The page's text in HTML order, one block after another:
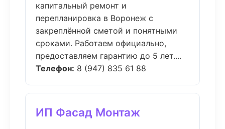
капитальный ремонт и
перепланировка в Воронеж с
закреплённой сметой и понятными
сроками. Работаем официально,
предоставляем гарантию до 5 лет....
Телефон: 8 (947) 835 61 88
ИП Фасад Монтаж